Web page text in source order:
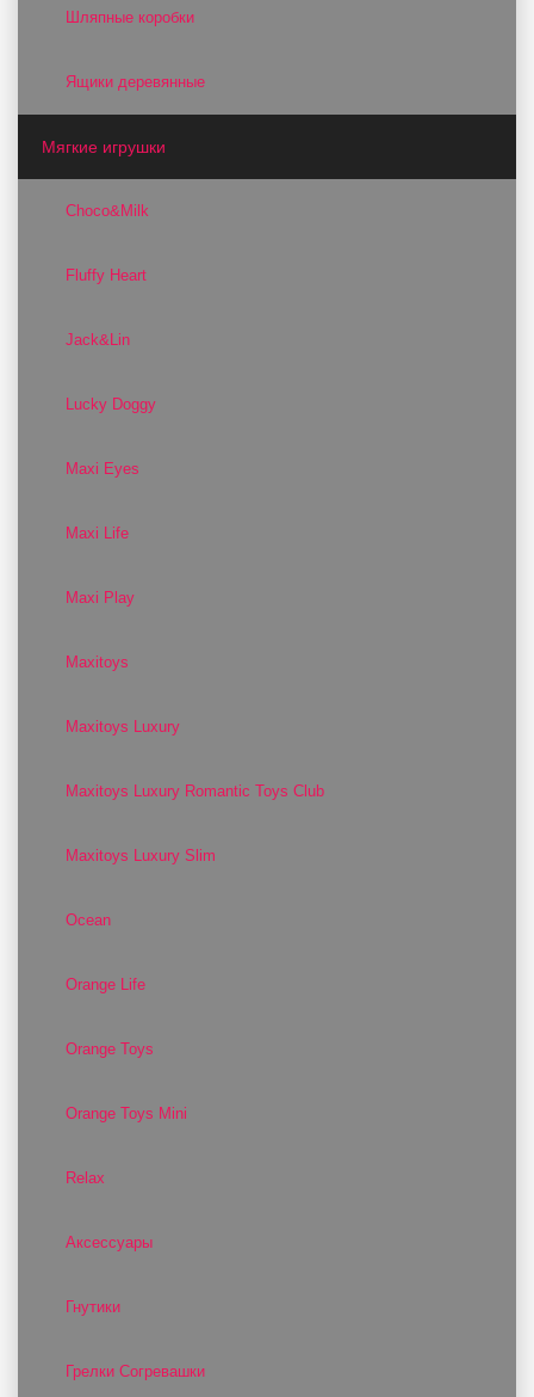
Шляпные коробки
Ящики деревянные
Мягкие игрушки
Choco&Milk
Fluffy Heart
Jack&Lin
Lucky Doggy
Maxi Eyes
Maxi Life
Maxi Play
Maxitoys
Maxitoys Luxury
Maxitoys Luxury Romantic Toys Club
Maxitoys Luxury Slim
Ocean
Orange Life
Orange Toys
Orange Toys Mini
Relax
Аксессуары
Гнутики
Грелки Согревашки